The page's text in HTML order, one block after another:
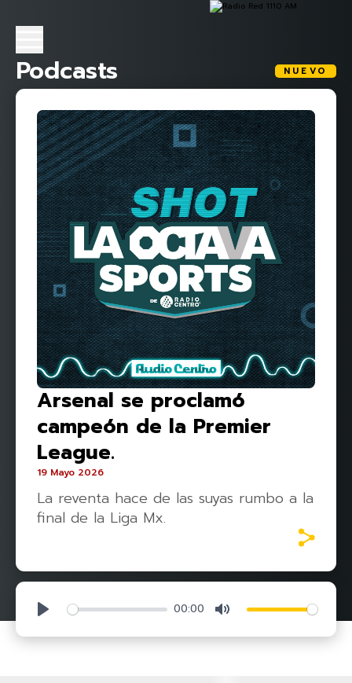
Podcasts NUEVO
Arsenal se proclamó
campeón de la Premier
League.
19 Mayo 2026
La reventa hace de las suyas rumbo a la
final de la Liga Mx.
Play 00:00 Mute